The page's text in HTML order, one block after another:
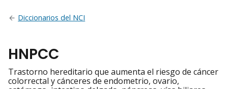
Diccionarios del NCI
HNPCC
Trastorno hereditario que aumenta el riesgo de cáncer
colorrectal y cánceres de endometrio, ovario,